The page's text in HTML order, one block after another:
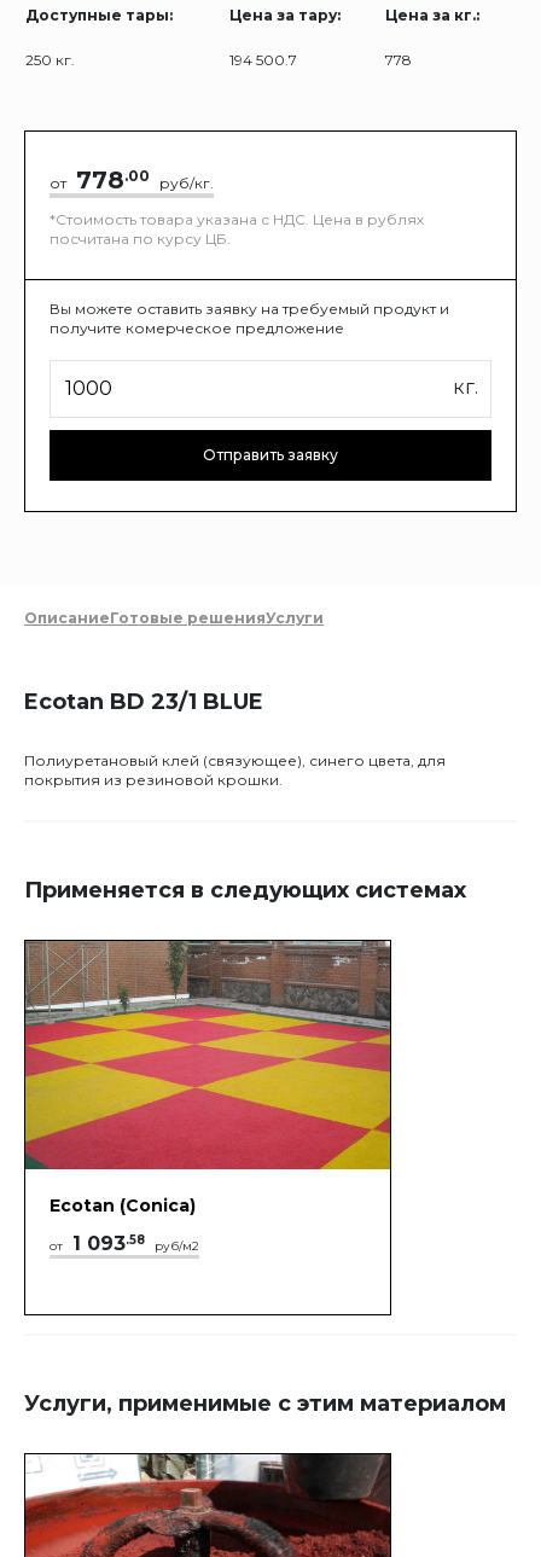
Доступные тары: Цена за тару: Цена за кг.:
250 кг. 194 500.7 778
от 778.00
руб/кг.
*Стоимость товара указана с НДС. Цена в рублях
посчитана по курсу ЦБ.
Вы можете оставить заявку на требуемый продукт и
получите комерческое предложение
кг.
Отправить заявку
ОписаниеГотовые решенияУслуги
Ecotan BD 23/1 BLUE
Полиуретановый клей (связующее), синего цвета, для
покрытия из резиновой крошки.
Применяется в следующих системах
Ecotan (Conica)
от 1 093.58 руб/м2
Услуги, применимые с этим материалом